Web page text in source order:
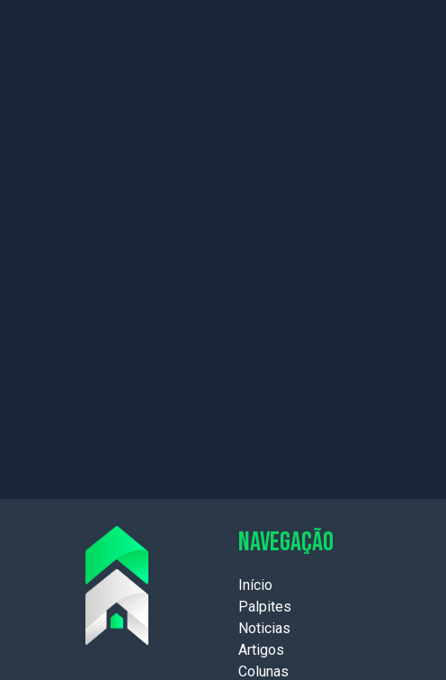
NAVEGAÇÃO
Início
Palpites
Noticias
Artigos
Colunas